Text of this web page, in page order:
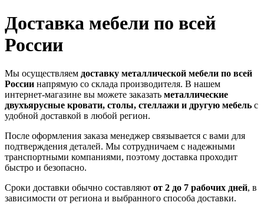
Доставка мебели по всей
России
Мы осуществляем доставку металлической мебели по всей
России напрямую со склада производителя. В нашем
интернет-магазине вы можете заказать металлические
двухъярусные кровати, столы, стеллажи и другую мебель с
удобной доставкой в любой регион.
После оформления заказа менеджер связывается с вами для
подтверждения деталей. Мы сотрудничаем с надежными
транспортными компаниями, поэтому доставка проходит
быстро и безопасно.
Сроки доставки обычно составляют от 2 до 7 рабочих дней, в
зависимости от региона и выбранного способа доставки.